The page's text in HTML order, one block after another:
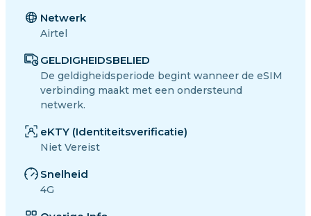
Netwerk
Airtel
GELDIGHEIDSBELIED
De geldigheidsperiode begint wanneer de eSIM
verbinding maakt met een ondersteund
netwerk.
eKTY (Identiteitsverificatie)
Niet Vereist
Snelheid
4G